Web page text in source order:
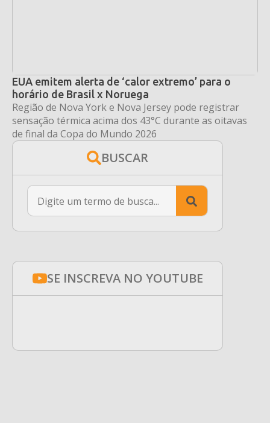
EUA emitem alerta de ‘calor extremo’ para o
horário de Brasil x Noruega
Região de Nova York e Nova Jersey pode registrar
sensação térmica acima dos 43°C durante as oitavas
de final da Copa do Mundo 2026
BUSCAR
Search
SE INSCREVA NO YOUTUBE